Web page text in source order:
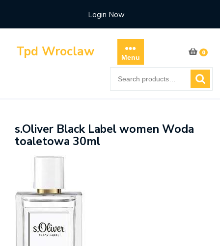
content
Login Now
Tpd Wroclaw Menu
0
for:
s.Oliver Black Label women Woda
toaletowa 30ml